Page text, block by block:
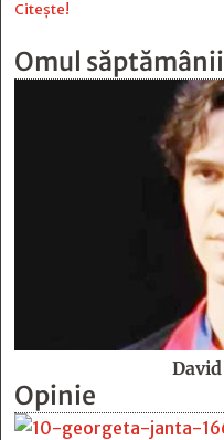
Citește!
Omul săptămânii
Opinie